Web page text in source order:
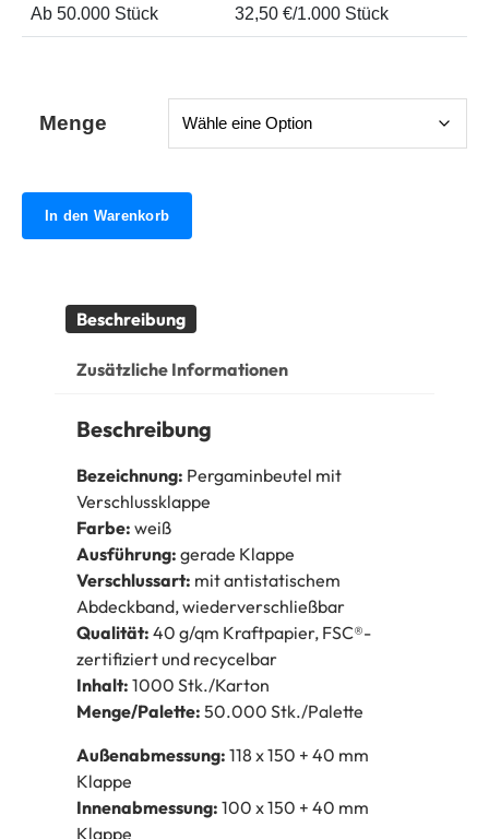
Ab 50.000 Stück 32,50 €/1.000 Stück
Menge
In den Warenkorb
Beschreibung
Zusätzliche Informationen
Beschreibung
Bezeichnung: Pergaminbeutel mit
Verschlussklappe
Farbe: weiß
Ausführung: gerade Klappe
Verschlussart: mit antistatischem
Abdeckband, wiederverschließbar
Qualität: 40 g/qm Kraftpapier, FSC®-
zertifiziert und recycelbar
Inhalt: 1000 Stk./Karton
Menge/Palette: 50.000 Stk./Palette
Außenabmessung: 118 x 150 + 40 mm
Klappe
Innenabmessung: 100 x 150 + 40 mm
Klappe